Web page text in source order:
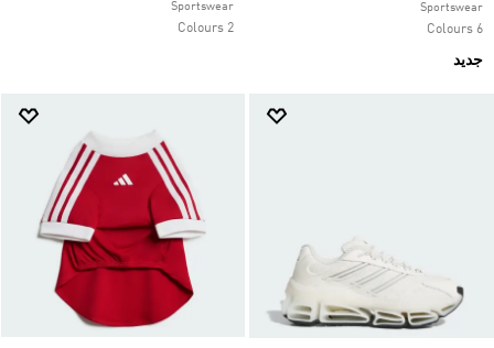
Sportswear
6 Colours
جديد
Sportswear
2 Colours